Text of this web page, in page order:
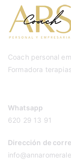
Coach personal
Formadora
Whatsapp
620 29 13 91
Dirección de